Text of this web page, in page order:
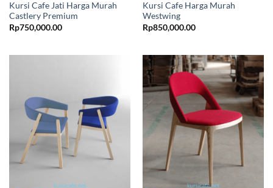
Kursi Cafe Jati Harga Murah
Castlery Premium
Rp750,000.00
Kursi Cafe Harga Murah
Westwing
Rp850,000.00